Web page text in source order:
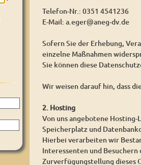
Telefon-Nr.: 0351 4541236
E-Mail: a.eger@aneg-dv.de
Sofern Sie der Erhebung,
einzelne Maßnahmen
Sie können diese
Wir weisen darauf hin, dass
2. Hosting
Von uns angebotene
Speicherplatz und
Hierbei verarbeiten wir
Interessenten und
Zurverfügungstellung dieses